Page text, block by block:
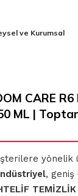
ve Kurumsal
CARE R6
ML |
yönelik
,